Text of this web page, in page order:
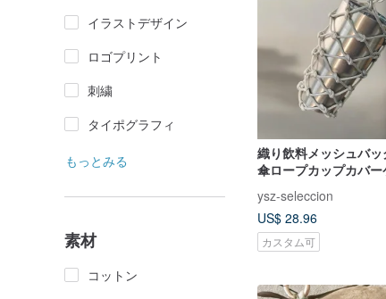
イラストデザイン
ロゴプリント
刺繍
タイポグラフィ
もっとみる
素材
コットン
織り飲料メッシュバッ
傘ロープカップカバー
ysz-seleccion
US$ 28.96
カスタム可